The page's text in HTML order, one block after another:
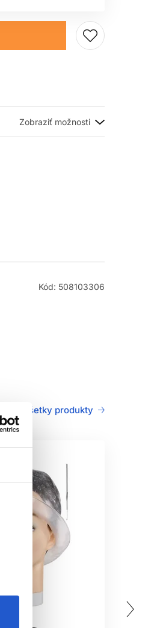
Kód: 508103306
Všetky produkty